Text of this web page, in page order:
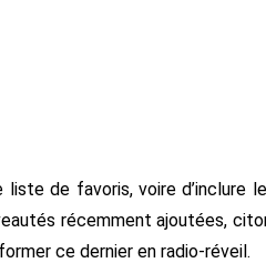
de favoris, voire d’inclure
récemment ajoutées,
ce dernier en radio-réveil.